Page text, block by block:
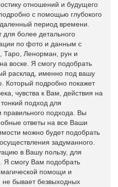
отношений и будущего
с помощью глубокого
период времени.
более детального
по фото и данным с
Таро, Ленорман, рун и
воске. Я смогу подобрать
расклад, именно под вашу
Который подробно покажет
чувства к Вам, действия на
подход для
правильного подхода. Вы
ответы на все Ваши
можно будет подобрать
задуманного.
в Вашу пользу, для
Я смогу Вам подобрать
помощи и
не бывает безвыходных